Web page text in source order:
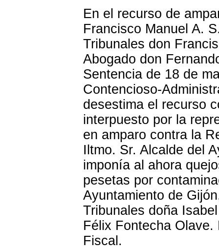
En el recurso de
Francisco Manuel A.
Tribunales don
Abogado don
Sentencia de 18 de
Contencioso-
desestima el recurso
interpuesto por la
en amparo contra la
Iltmo. Sr. Alcalde del
imponía al ahora
pesetas por
Ayuntamiento de
Tribunales doña
Félix Fontecha
Fiscal.